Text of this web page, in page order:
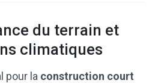
du terrain et
climatiques
pour la construction court